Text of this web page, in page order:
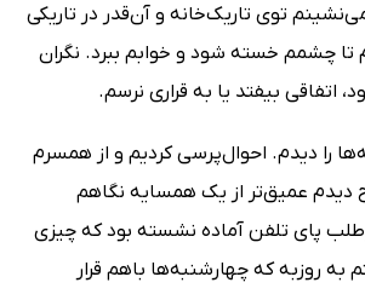
توی تاریک‌خانه و آن‌قدر در تاریکی
تا چشمم خسته شود و خوابم ببرد. نگران
اتفاقی بیفتد یا به قراری نرسم.
را دیدم. احوال‌پرسی کردیم و از همسرم
دیدم عمیق‌تر از یک همسایه نگاهم
پای تلفن آماده نشسته بود که چیزی
به روزبه که چهارشنبه‌ها با‌هم قرار